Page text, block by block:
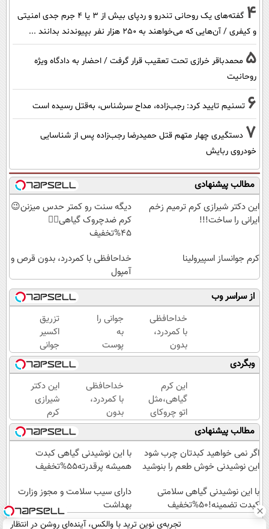
4
گفته‌های یک روحانی تندرو و ردپای بیش از ۳ یا ۴ جرم جدی امنیتی
و کیفری / آن‌هایی که می‌خواهند به ۲۵۰ هزار نفر بپیوندند بدانند ...
5 محمدباقر خرازی تحت تعقیب قرار گرفت / احضار به دادگاه ویژه
روحانیت
6 تسنیم تایید کرد: رجب‌زاده، مداح سرشناس، به‌قتل رسیده است
7 دستگیری چهار متهم قتل حمیدرضا رجب‌زاده پس از شناسایی
خودروی ربایش
مطالب پیشنهادی
این دکتر شیرازی کرم ترمیم زخم
ایرانی را ساخت!!!
دیگه سنت رو کمتر حدس میزنن😉
کرم ضدچروک گیاهی👈🏻
45%تخفیف
کرم جوانساز اسپیرولینا
خداحافظی با کمردرد، بدون قرص و
آمپول
از سراسر وب
خداحافظی
با کمردرد،
بدون
قرص و
آمپول
جوانی را
به
پوست
خود
هدیه
دهید...
تزریق
اکسیر
جوانی
به
پوست
بدون
سوزن40%تخفیف
وبگردی
این کرم
گیاهی،مثل
اتو چروکای
پوستتوصاف
میکنه!50%تخفیف
خداحافظی
با کمردرد،
بدون
قرص و
آمپول
این دکتر
شیرازی
کرم
ترمیم
زخم
ایرانی را
ساخت!!!
مطالب پیشنهادی
اگر نمی خواهید کبدتان چرب شود
این نوشیدنی خوش طعم را بنوشید
با این نوشیدنی گیاهی کبدت
همیشه پرقدرته55%تخفیف
با این نوشیدنی گیاهی سلامتی
کبدت تضمینه!50%تخفیف
دارای سیب سلامت و مجوز وزارت
بهداشت
تجربه‌ی نوین ترید با والکس، آینده‌ای روشن در انتظار